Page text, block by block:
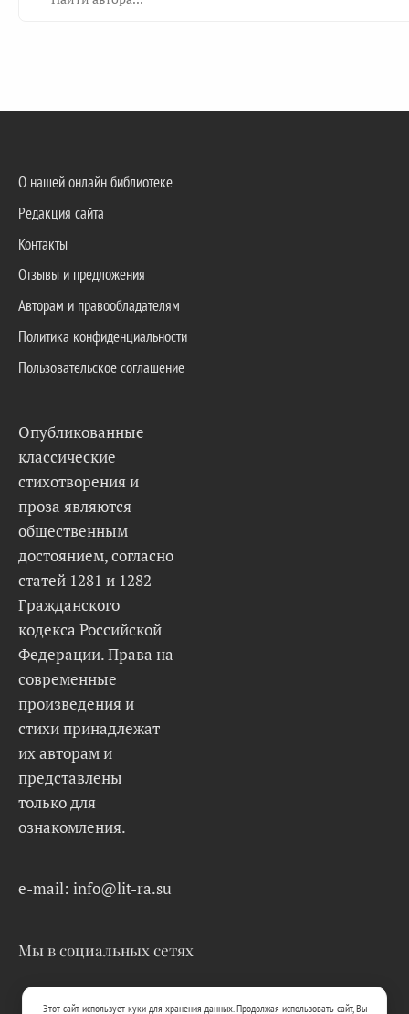
О нашей онлайн библиотеке
Редакция сайта
Контакты
Отзывы и предложения
Авторам и правообладателям
Политика конфиденциальности
Пользовательское соглашение
Опубликованные
классические
стихотворения и
проза являются
общественным
достоянием, согласно
статей 1281 и 1282
Гражданского
кодекса Российской
Федерации. Права на
современные
произведения и
стихи принадлежат
их авторам и
представлены
только для
ознакомления.
e-mail: info@lit-ra.su
Мы в социальных сетях
Этот сайт использует куки для хранения данных. Продолжая использовать сайт, Вы